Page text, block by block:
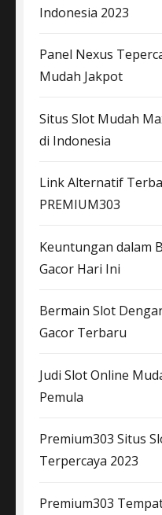
Indonesia 2023
Panel Nexus
Mudah Jakpot
Situs Slot Mudah
di Indonesia
Link Alternatif
PREMIUM303
Keuntungan dalam
Gacor Hari Ini
Bermain Slot
Gacor Terbaru
Judi Slot Online
Pemula
Premium303 Situs
Terpercaya 2023
Premium303